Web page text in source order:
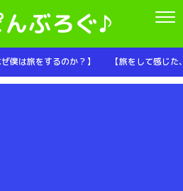
ぶろぐ♪
ぜ僕は旅をするのか？】 【旅をして感じ